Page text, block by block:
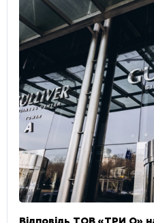
Відповідь ТОВ «ТРИ О»